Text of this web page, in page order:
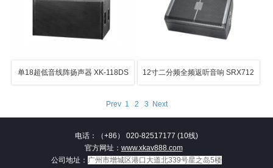
单18超低音线阵扬声器 XK-118DS 12寸二分频全频返听音响 SRX712
Prev 1 2 3 Next
电话：（+86） 020-82517177 (10线)
官方网址： www.xkav888.com
公司地址： 广州市增城区港口大道北339号星之岛5楼